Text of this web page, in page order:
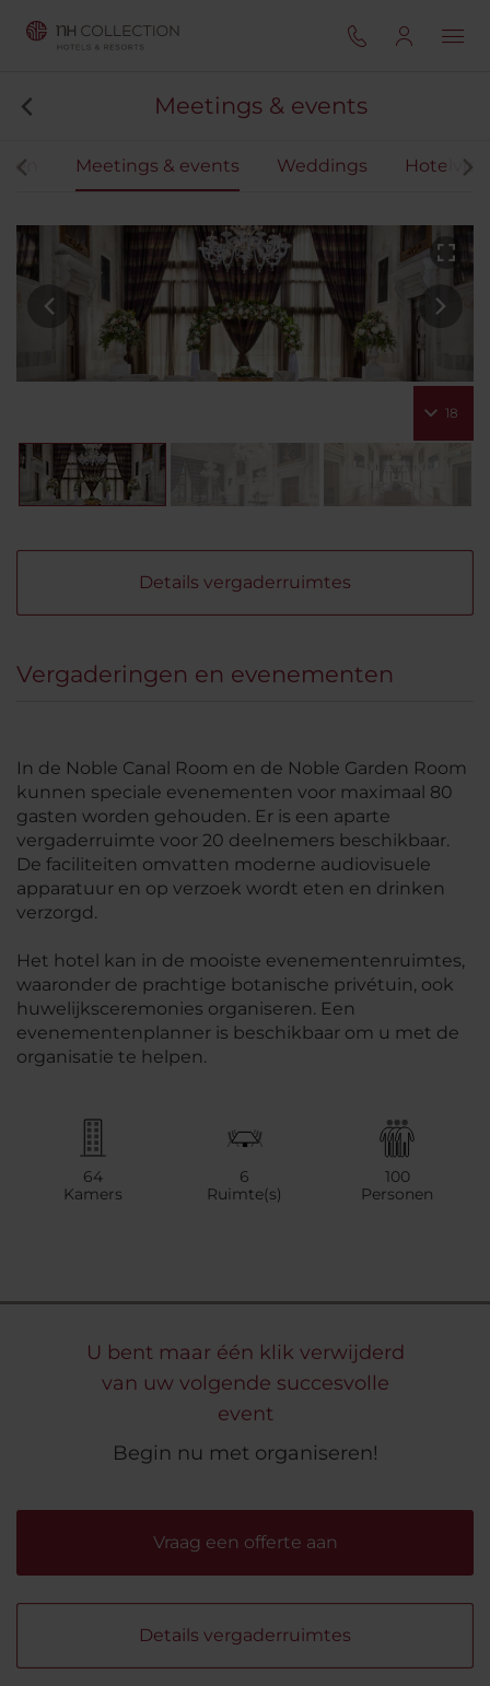
Meetings & events
Meetings & events Weddings
18
Details vergaderruimtes
Vergaderingen en evenementen
In de Noble Canal Room en de Noble Garden Room
kunnen speciale evenementen voor maximaal 80
gasten worden gehouden. Er is een aparte
vergaderruimte voor 20 deelnemers beschikbaar.
De faciliteiten omvatten moderne audiovisuele
apparatuur en op verzoek wordt eten en drinken
verzorgd.
Het hotel kan in de mooiste evenementenruimtes,
waaronder de prachtige botanische privétuin, ook
huwelijksceremonies organiseren. Een
evenementenplanner is beschikbaar om u met de
organisatie te helpen.
64
Kamers
6
Ruimte(s)
100
Personen
U bent maar één klik verwijderd
van uw volgende succesvolle
event
Begin nu met organiseren!
Vraag een offerte aan
Details vergaderruimtes